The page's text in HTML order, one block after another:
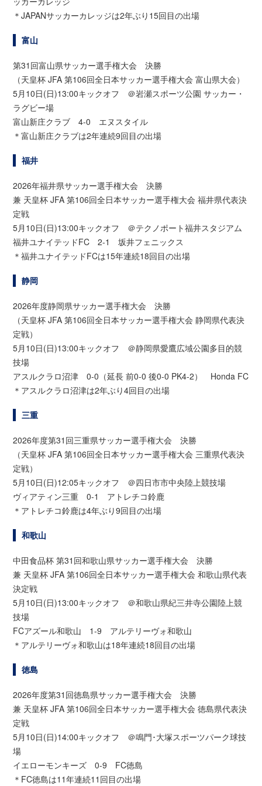
＊JAPANサッカーカレッジは2年ぶり15回目の出場
富山
第31回富山県サッカー選手権大会 決勝
（天皇杯 JFA 第106回全日本サッカー選手権大会 富山県大会）
5月10日(日)13:00キックオフ ＠岩瀬スポーツ公園 サッカー・
ラグビー場
富山新庄クラブ 4-0 エヌスタイル
＊富山新庄クラブは2年連続9回目の出場
福井
2026年福井県サッカー選手権大会 決勝
兼 天皇杯 JFA 第106回全日本サッカー選手権大会 福井県代表決
定戦
5月10日(日)13:00キックオフ ＠テクノポート福井スタジアム
福井ユナイテッドFC 2-1 坂井フェニックス
＊福井ユナイテッドFCは15年連続18回目の出場
静岡
2026年度静岡県サッカー選手権大会 決勝
（天皇杯 JFA 第106回全日本サッカー選手権大会 静岡県代表決
定戦）
5月10日(日)13:00キックオフ ＠静岡県愛鷹広域公園多目的競
技場
アスルクラロ沼津 0-0（延長 前0-0 後0-0 PK4-2） Honda FC
＊アスルクラロ沼津は2年ぶり4回目の出場
三重
2026年度第31回三重県サッカー選手権大会 決勝
（天皇杯 JFA 第106回全日本サッカー選手権大会 三重県代表決
定戦）
5月10日(日)12:05キックオフ ＠四日市市中央陸上競技場
ヴィアティン三重 0-1 アトレチコ鈴鹿
＊アトレチコ鈴鹿は4年ぶり9回目の出場
和歌山
中田食品杯 第31回和歌山県サッカー選手権大会 決勝
兼 天皇杯 JFA 第106回全日本サッカー選手権大会 和歌山県代表
決定戦
5月10日(日)13:00キックオフ ＠和歌山県紀三井寺公園陸上競
技場
FCアズール和歌山 1-9 アルテリーヴォ和歌山
＊アルテリーヴォ和歌山は18年連続18回目の出場
徳島
2026年度第31回徳島県サッカー選手権大会 決勝
兼 天皇杯 JFA 第106回全日本サッカー選手権大会 徳島県代表決
定戦
5月10日(日)14:00キックオフ ＠鳴門･大塚スポーツパーク球技
場
イエローモンキーズ 0-9 FC徳島
＊FC徳島は11年連続11回目の出場